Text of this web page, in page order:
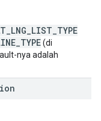
(di
nya adalah